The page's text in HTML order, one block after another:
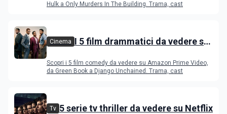
Hulk a Only Murders In The Building. Trama, cast
Cinema I 5 film drammatici da vedere su
Scopri i 5 film comedy da vedere su Amazon Prime Video,
da Green Book a Django Unchained. Trama, cast
Tv 5 serie tv thriller da vedere su Netflix